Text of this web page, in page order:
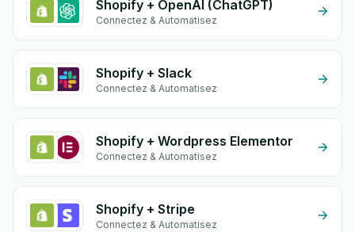
Shopify + OpenAI (ChatGPT)
Connectez & Automatisez
Shopify + Slack
Connectez & Automatisez
Shopify + Wordpress Elementor
Connectez & Automatisez
Shopify + Stripe
Connectez & Automatisez